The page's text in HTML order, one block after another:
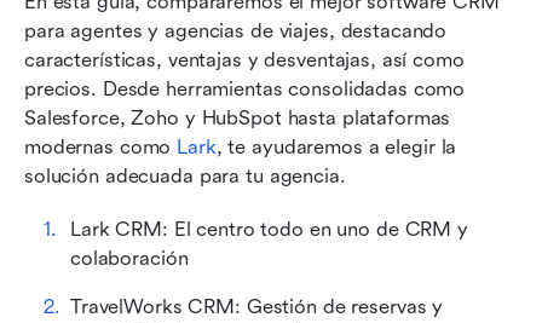
para agentes y agencias de viajes, destacando
características, ventajas y desventajas, así como
precios. Desde herramientas consolidadas como
Salesforce, Zoho y HubSpot hasta plataformas
modernas como Lark, te ayudaremos a elegir la
solución adecuada para tu agencia.
Lark CRM: El centro todo en uno de CRM y
colaboración
TravelWorks CRM: Gestión de reservas y